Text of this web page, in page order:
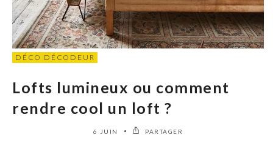
DÉCO DÉCODEUR
Lofts lumineux ou comment
rendre cool un loft ?
6 JUIN PARTAGER